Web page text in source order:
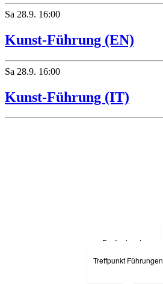
Sa 28.9. 16:00
Kunst-Führung (EN)
Sa 28.9. 16:00
Kunst-Führung (IT)
Festivalzentrum
Treffpunkt Führungen